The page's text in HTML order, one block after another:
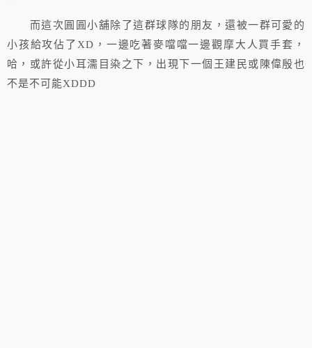
而這次圓圓小舖除了這群球隊的朋友，還被一群可愛的
小孩給攻佔了XD，一邊吃著麥噹噹一邊觀摩大人買手套，
哈，或許從小耳濡目染之下，出現下一個王建民或陳偉殷也
不是不可能XDDD